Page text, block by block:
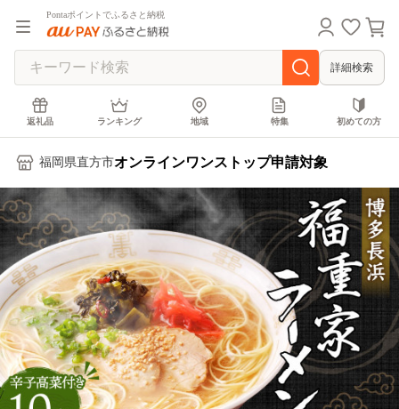
Pontaポイントでふるさと納税
詳細検索
返礼品 ランキング 地域 特集 初めての方
福岡県直方市オンラインワンストップ申請対象